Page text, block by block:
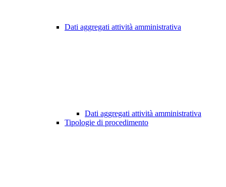
Dati aggregati attività amministrativa
Dati aggregati attività amministrativa
Tipologie di procedimento